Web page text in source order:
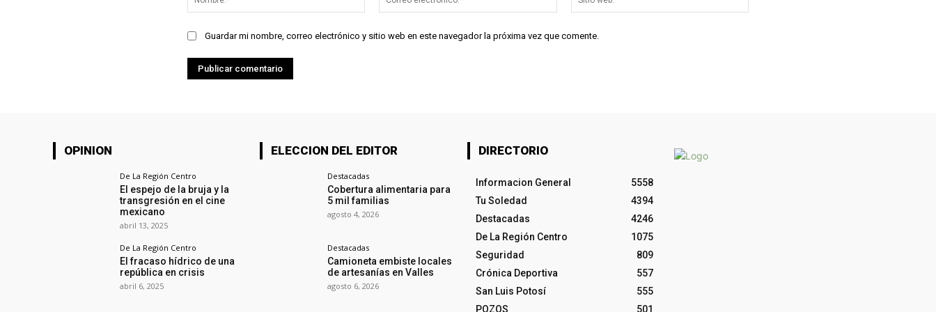
electrónico:*
web:
Guardar mi nombre, correo electrónico y sitio web en este navegador la próxima vez que comente.
OPINION
De La Región Centro
El espejo de la bruja y la
transgresión en el cine
mexicano
abril 13, 2025
De La Región Centro
El fracaso hídrico de una
república en crisis
abril 6, 2025
ELECCION DEL EDITOR
Destacadas
Cobertura alimentaria para
5 mil familias
agosto 4, 2026
Destacadas
Camioneta embiste locales
de artesanías en Valles
agosto 6, 2026
DIRECTORIO
Informacion General
5558
Tu Soledad
4394
Destacadas
4246
De La Región Centro
1075
Seguridad
809
Crónica Deportiva
557
San Luis Potosí
555
POZOS
501